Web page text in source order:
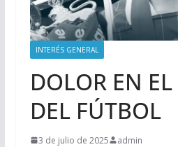
INTERÉS GENERAL
DOLOR EN
DEL FÚTBOL
3 de julio de 2025 admin